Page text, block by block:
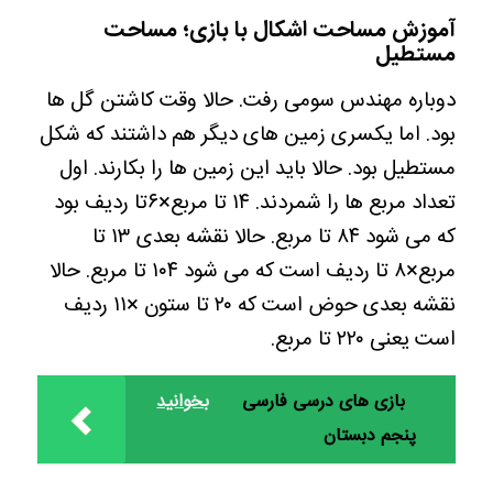
آموزش مساحت اشکال با بازی؛ مساحت
مستطیل
دوباره مهندس سومی رفت. حالا وقت کاشتن گل ها
بود. اما یکسری زمین های دیگر هم داشتند که شکل
مستطیل بود. حالا باید این زمین ها را بکارند. اول
تعداد مربع ها را شمردند. ۱۴ تا مربع×۶تا ردیف بود
که می شود ۸۴ تا مربع. حالا نقشه بعدی ۱۳ تا
مربع×۸ تا ردیف است که می شود ۱۰۴ تا مربع. حالا
نقشه بعدی حوض است که ۲۰ تا ستون ×۱۱ ردیف
است یعنی ۲۲۰ تا مربع.
بخوانید
بازی های درسی فارسی
پنجم دبستان